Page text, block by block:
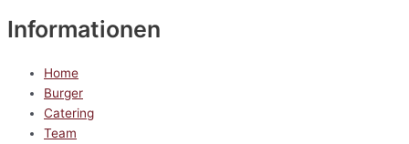
Informationen
Home
Burger
Catering
Team